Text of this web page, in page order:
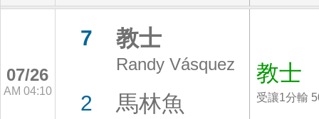
07/26
AM 04:10
7 教士
Randy Vásquez
2 馬林魚
教士
受讓1分輸